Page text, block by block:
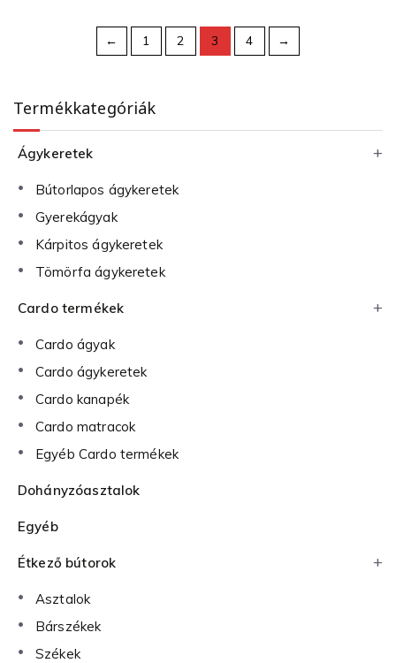
← 1 2 3 4 →
Termékkategóriák
Ágykeretek
Bútorlapos ágykeretek
Gyerekágyak
Kárpitos ágykeretek
Tömörfa ágykeretek
Cardo termékek
Cardo ágyak
Cardo ágykeretek
Cardo kanapék
Cardo matracok
Egyéb Cardo termékek
Dohányzóasztalok
Egyéb
Étkező bútorok
Asztalok
Bárszékek
Székek